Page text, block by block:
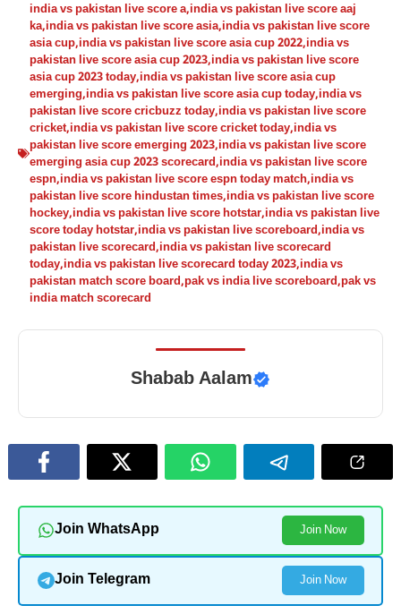
india vs pakistan live score a,india vs pakistan live score aaj
ka,india vs pakistan live score asia,india vs pakistan live score
asia cup,india vs pakistan live score asia cup 2022,india vs
pakistan live score asia cup 2023,india vs pakistan live score
asia cup 2023 today,india vs pakistan live score asia cup
emerging,india vs pakistan live score asia cup today,india vs
pakistan live score cricbuzz today,india vs pakistan live score
cricket,india vs pakistan live score cricket today,india vs
pakistan live score emerging 2023,india vs pakistan live score
emerging asia cup 2023 scorecard,india vs pakistan live score
espn,india vs pakistan live score espn today match,india vs
pakistan live score hindustan times,india vs pakistan live score
hockey,india vs pakistan live score hotstar,india vs pakistan live
score today hotstar,india vs pakistan live scoreboard,india vs
pakistan live scorecard,india vs pakistan live scorecard
today,india vs pakistan live scorecard today 2023,india vs
pakistan match score board,pak vs india live scoreboard,pak vs
india match scorecard
Shabab Aalam
Join WhatsApp Join Now
Join Telegram Join Now